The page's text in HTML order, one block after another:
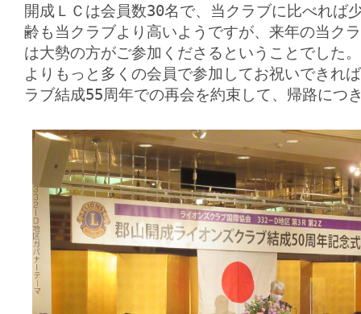
開成ＬＣは会員数30名で、当クラブに比べれば
齢も当クラブより高いようですが、来年の当ク
は大勢の方がご参加くださるということでした
よりもっと多くの会員で参加してお祝いできれ
ラブ結成55周年での再会を約束して、帰路につ